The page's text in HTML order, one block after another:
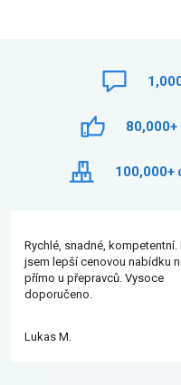
80,000+
100,000+
Rychlé, snadné, kompetentní.
jsem lepší cenovou nabídku
přímo u přepravců. Vysoce
doporučeno.
Lukas M.